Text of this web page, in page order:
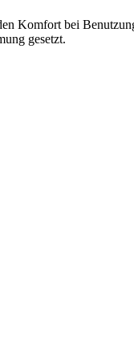
Komfort bei
gesetzt.